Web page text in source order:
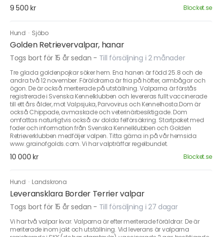
9 500 kr Blocket.se
Hund · Sjöbo
Golden Retrievervalpar, hanar
Togs bort för 15 år sedan - Till försäljning i 2 månader
Tre glada goldenpojkar söker hem. Ena hanen är född 25.8 och de
andra två 12 november. Föräldrarna är fria på höfter, armbågar och
ögon. De är också meriterade på utställning. Valparna är förstås
registrerade i Svenska Kennelklubben och levereras fullt vaccinerade
till ett års ålder, mot Valpsjuka, Parvovirus och Kennelhosta.Dom är
också Chippade, avmaskade och veterinärbesiktigade. Dom
omfattas naturligtvis också av dolda felförsäkring. Startpaket med
foder och information från Svenska Kennelklubben och Golden
Retrieverklubben medföljer valpen. Titta gärna in på vår hemsida
www.grainofgolds.com. Vi har valpträffar regelbundet.
10 000 kr Blocket.se
Hund · Landskrona
Leveransklara Border Terrier valpar
Togs bort för 15 år sedan - Till försäljning i 27 dagar
Vi har två valpar kvar. Valparna är efter meriterade föräldrar. De är
meriterade inom jakt och utställning. Vid leverans är valparna